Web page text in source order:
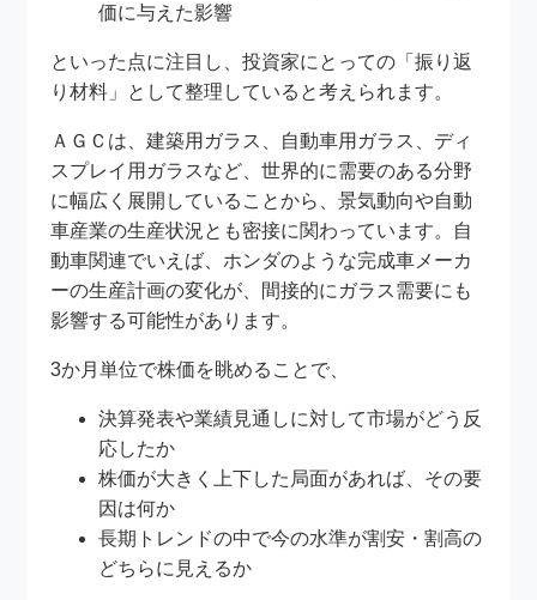
価に与えた影響
といった点に注目し、投資家にとっての「振り返
り材料」として整理していると考えられます。
ＡＧＣは、建築用ガラス、自動車用ガラス、ディ
スプレイ用ガラスなど、世界的に需要のある分野
に幅広く展開していることから、景気動向や自動
車産業の生産状況とも密接に関わっています。自
動車関連でいえば、ホンダのような完成車メーカ
ーの生産計画の変化が、間接的にガラス需要にも
影響する可能性があります。
3か月単位で株価を眺めることで、
決算発表や業績見通しに対して市場がどう反
応したか
株価が大きく上下した局面があれば、その要
因は何か
長期トレンドの中で今の水準が割安・割高の
どちらに見えるか